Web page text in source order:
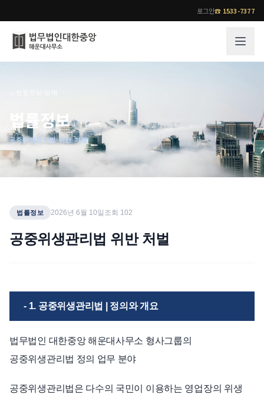
로그인☎ 1533-7377
오시는 길
통합검색
기업 인사이트
사례분석/최신동향
법률지식인
업무분야
전체
각 전문 변호사
공지사항
뉴스레터/브로슈어
법률정보
공중위생관리법 위반 처벌
법률정보 2026년 6월 10일 조회 102
공중위생관리법 위반 처벌
- 1. 공중위생관리법 | 정의와 개요
법무법인 대한중앙 해운대사무소 형사그룹의
공중위생관리법 정의 업무 분야
공중위생관리법은 다수의 국민이 이용하는 영업장의 위생